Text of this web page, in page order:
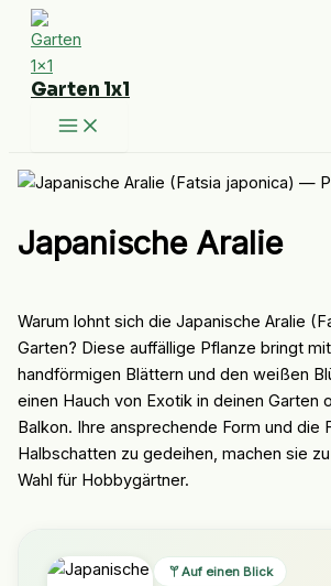
Zum
Inhalt
springen
Garten 1x1
Japanische Aralie
Warum lohnt sich die Japanische Aralie
Garten? Diese auffällige Pflanze bringt
handförmigen Blättern und den weißen
einen Hauch von Exotik in deinen Garten
Balkon. Ihre ansprechende Form und die
Halbschatten zu gedeihen, machen sie
Wahl für Hobbygärtner.
Auf einen Blick